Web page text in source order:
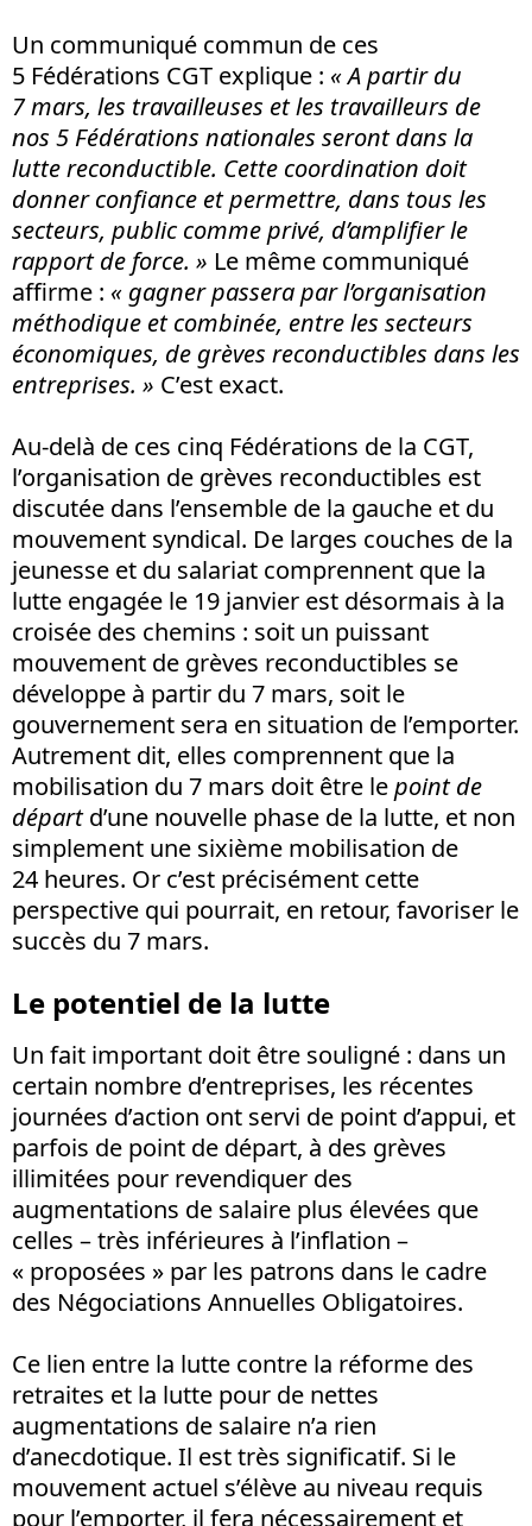
Un communiqué commun de ces
5 Fédérations CGT explique : « A partir du
7 mars, les travailleuses et les travailleurs de
nos 5 Fédérations nationales seront dans la
lutte reconductible. Cette coordination doit
donner confiance et permettre, dans tous les
secteurs, public comme privé, d’amplifier le
rapport de force. » Le même communiqué
affirme : « gagner passera par l’organisation
méthodique et combinée, entre les secteurs
économiques, de grèves reconductibles dans les
entreprises. » C’est exact.
Au-delà de ces cinq Fédérations de la CGT,
l’organisation de grèves reconductibles est
discutée dans l’ensemble de la gauche et du
mouvement syndical. De larges couches de la
jeunesse et du salariat comprennent que la
lutte engagée le 19 janvier est désormais à la
croisée des chemins : soit un puissant
mouvement de grèves reconductibles se
développe à partir du 7 mars, soit le
gouvernement sera en situation de l’emporter.
Autrement dit, elles comprennent que la
mobilisation du 7 mars doit être lepoint de
départd’une nouvelle phase de la lutte, et non
simplement une sixième mobilisation de
24 heures. Or c’est précisément cette
perspective qui pourrait, en retour, favoriser le
succès du 7 mars.
Le potentiel de la lutte
Un fait important doit être souligné : dans un
certain nombre d’entreprises, les récentes
journées d’action ont servi de point d’appui, et
parfois de point de départ, à des grèves
illimitées pour revendiquer des
augmentations de salaire plus élevées que
celles – très inférieures à l’inflation –
« proposées » par les patrons dans le cadre
des Négociations Annuelles Obligatoires.
Ce lien entre la lutte contre la réforme des
retraites et la lutte pour de nettes
augmentations de salaire n’a rien
d’anecdotique. Il est très significatif. Si le
mouvement actuel s’élève au niveau requis
pour l’emporter, il fera nécessairement et